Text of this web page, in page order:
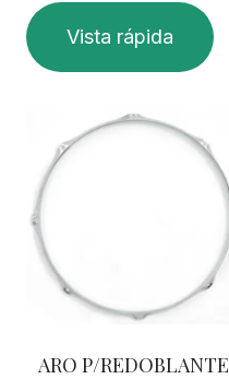
Vista rápida
ARO P/REDOBLANTE